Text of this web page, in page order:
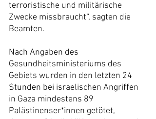
terroristische und militärische
Zwecke missbraucht“, sagten die
Beamten.
Nach Angaben des
Gesundheitsministeriums des
Gebiets wurden in den letzten 24
Stunden bei israelischen Angriffen
in Gaza mindestens 89
Palästinenser*innen getötet,